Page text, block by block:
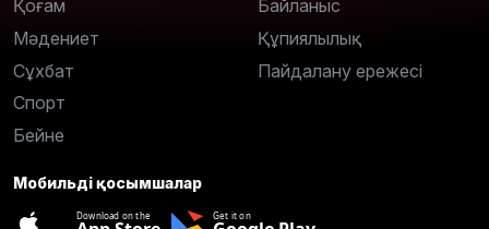
Қоғам
Мәдениет
Сұхбат
Спорт
Бейне
Байланыс
Құпиялылық
Пайдалану ережесі
Мобильді қосымшалар
Download on the Get it on